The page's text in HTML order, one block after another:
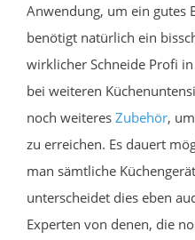
Anwendung, um ein gutes
benötigt natürlich ein
wirklicher Schneide Profi
bei weiteren
noch weiteres Zubehör,
zu erreichen. Es dauert
man sämtliche
unterscheidet dies eben
Experten von denen, die